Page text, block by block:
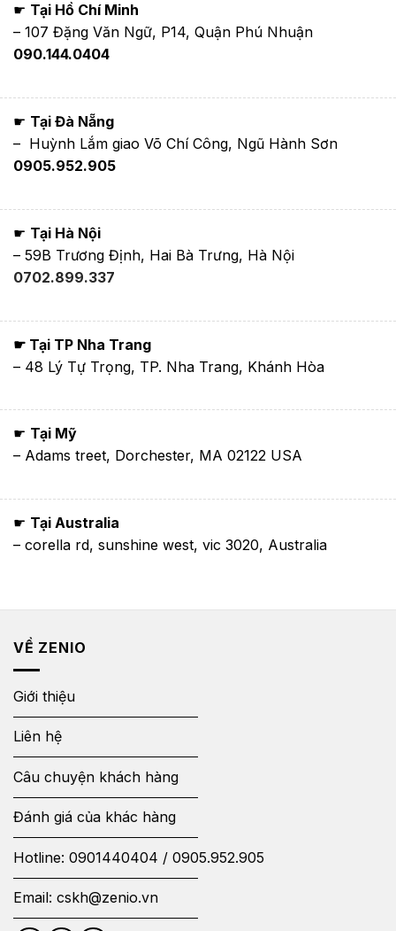
☛ Tại Hồ Chí Minh
– 107 Đặng Văn Ngữ, P14, Quận Phú Nhuận
090.144.0404
☛ Tại Đà Nẵng
– Huỳnh Lắm giao Võ Chí Công, Ngũ Hành Sơn
0905.952.905
☛ Tại Hà Nội
– 59B Trương Định, Hai Bà Trưng, Hà Nội
0702.899.337
☛ Tại TP Nha Trang
– 48 Lý Tự Trọng, TP. Nha Trang, Khánh Hòa
☛ Tại Mỹ
– Adams treet, Dorchester, MA 02122 USA
☛ Tại Australia
– corella rd, sunshine west, vic 3020, Australia
VỀ ZENIO
Giới thiệu
Liên hệ
Câu chuyện khách hàng
Đánh giá của khác hàng
Hotline: 0901440404 / 0905.952.905
Email: cskh@zenio.vn